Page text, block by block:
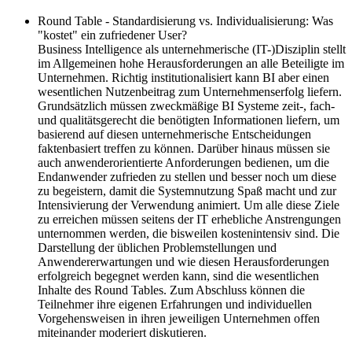
Round Table - Standardisierung vs. Individualisierung: Was
"kostet" ein zufriedener User?
Business Intelligence als unternehmerische (IT-)Disziplin stellt
im Allgemeinen hohe Herausforderungen an alle Beteiligte im
Unternehmen. Richtig institutionalisiert kann BI aber einen
wesentlichen Nutzenbeitrag zum Unternehmenserfolg liefern.
Grundsätzlich müssen zweckmäßige BI Systeme zeit-, fach-
und qualitätsgerecht die benötigten Informationen liefern, um
basierend auf diesen unternehmerische Entscheidungen
faktenbasiert treffen zu können. Darüber hinaus müssen sie
auch anwenderorientierte Anforderungen bedienen, um die
Endanwender zufrieden zu stellen und besser noch um diese
zu begeistern, damit die Systemnutzung Spaß macht und zur
Intensivierung der Verwendung animiert. Um alle diese Ziele
zu erreichen müssen seitens der IT erhebliche Anstrengungen
unternommen werden, die bisweilen kostenintensiv sind. Die
Darstellung der üblichen Problemstellungen und
Anwendererwartungen und wie diesen Herausforderungen
erfolgreich begegnet werden kann, sind die wesentlichen
Inhalte des Round Tables. Zum Abschluss können die
Teilnehmer ihre eigenen Erfahrungen und individuellen
Vorgehensweisen in ihren jeweiligen Unternehmen offen
miteinander moderiert diskutieren.